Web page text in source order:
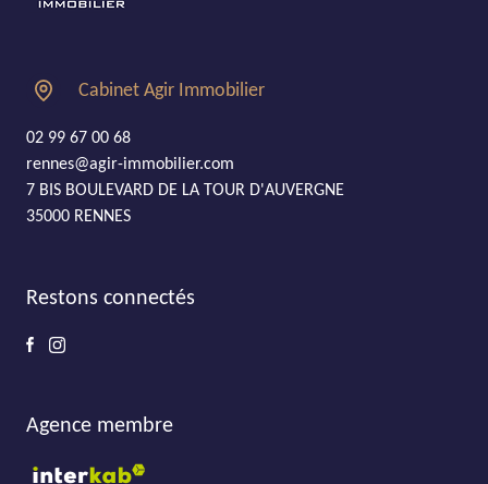
Cabinet Agir Immobilier
02 99 67 00 68
rennes@agir-immobilier.com
7 BIS BOULEVARD DE LA TOUR D'AUVERGNE
35000 RENNES
Restons connectés
Agence membre